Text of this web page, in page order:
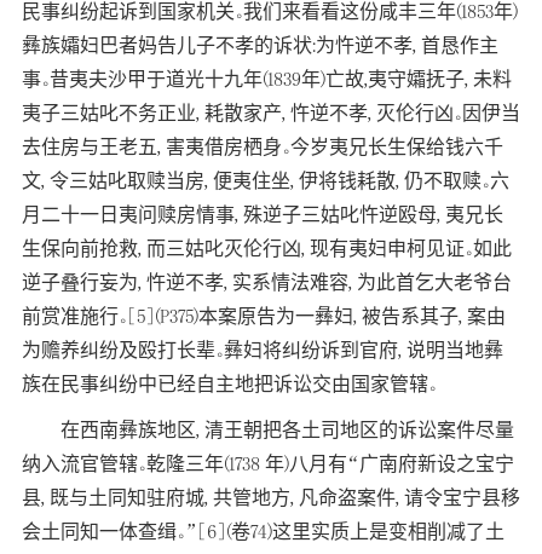
民事纠纷起诉到国家机关。我们来看看这份咸丰三年(1853年)
彝族孀妇巴者妈告儿子不孝的诉状:为忤逆不孝, 首恳作主
事。昔夷夫沙甲于道光十九年(1839年)亡故,夷守孀抚子, 未料
夷子三姑叱不务正业, 耗散家产, 忤逆不孝, 灭伦行凶。因伊当
去住房与王老五, 害夷借房栖身。今岁夷兄长生保给钱六千
文, 令三姑叱取赎当房, 便夷住坐, 伊将钱耗散, 仍不取赎。六
月二十一日夷问赎房情事, 殊逆子三姑叱忤逆殴母, 夷兄长
生保向前抢救, 而三姑叱灭伦行凶, 现有夷妇申柯见证。如此
逆子叠行妄为, 忤逆不孝, 实系情法难容, 为此首乞大老爷台
前赏准施行。[5](P375)本案原告为一彝妇, 被告系其子, 案由
为赡养纠纷及殴打长辈。彝妇将纠纷诉到官府, 说明当地彝
族在民事纠纷中已经自主地把诉讼交由国家管辖。
在西南彝族地区, 清王朝把各土司地区的诉讼案件尽量
纳入流官管辖。乾隆三年(1738 年)八月有“广南府新设之宝宁
县, 既与土同知驻府城, 共管地方, 凡命盗案件, 请令宝宁县移
会土同知一体查缉。”[6](卷74)这里实质上是变相削减了土